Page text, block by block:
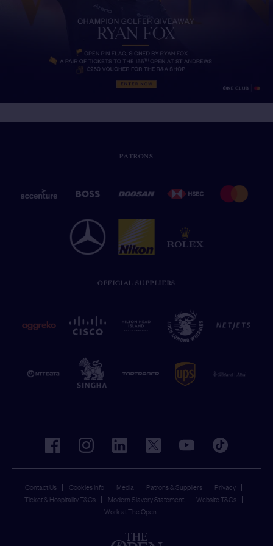
PATRONS
OFFICIAL SUPPLIERS
Contact Us Cookies Info Media Patrons & Suppliers
Privacy
Ticket & Hospitality T&Cs
Modern Slavery Statement
Website T&Cs
Work at The Open
facebookinstagramlinkedin twitter youtube tiktok